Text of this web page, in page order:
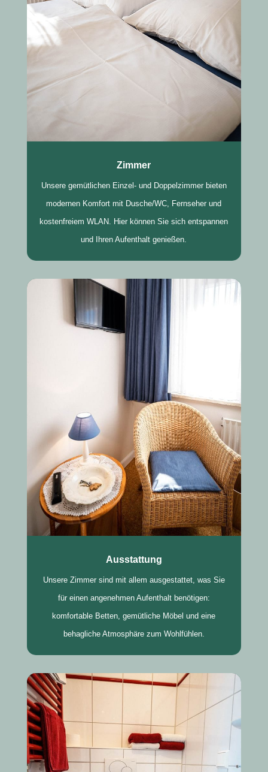
Zimmer
Unsere gemütlichen Einzel- und Doppelzimmer bieten
modernen Komfort mit Dusche/WC, Fernseher und
kostenfreiem WLAN. Hier können Sie sich entspannen
und Ihren Aufenthalt genießen.
Ausstattung
Unsere Zimmer sind mit allem ausgestattet, was Sie
für einen angenehmen Aufenthalt benötigen:
komfortable Betten, gemütliche Möbel und eine
behagliche Atmosphäre zum Wohlfühlen.